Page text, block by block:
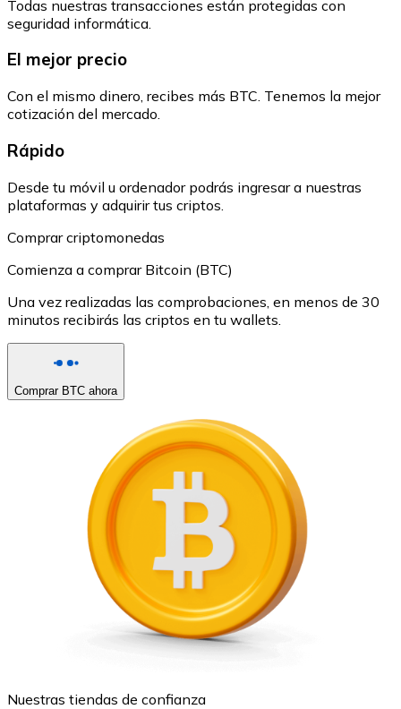
Todas nuestras transacciones están protegidas con
seguridad informática.
El mejor precio
Con el mismo dinero, recibes más BTC. Tenemos la mejor
cotización del mercado.
Rápido
Desde tu móvil u ordenador podrás ingresar a nuestras
plataformas y adquirir tus criptos.
Comprar criptomonedas
Comienza a comprar Bitcoin (BTC)
Una vez realizadas las comprobaciones, en menos de 30
minutos recibirás las criptos en tu wallets.
Comprar BTC ahora
Nuestras tiendas de confianza